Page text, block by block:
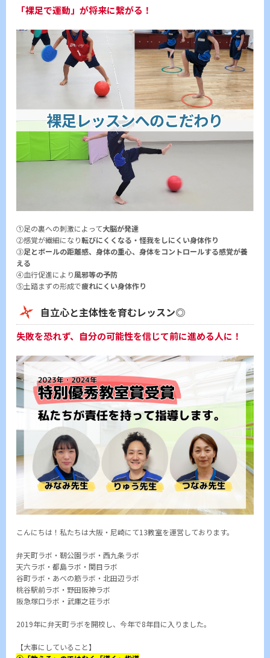
「裸足で運動」が将来に繋がる！
①足の裏への刺激によって大脳が発達
②感覚が繊細になり転びにくくなる・怪我をしにくい身体作り
③足とボールの距離感、身体の重心、身体をコントロールする感覚が養
える
④血行促進により風邪等の予防
⑤土踏まずの形成で疲れにくい身体作り
自立心と主体性を育むレッスン◎
失敗を恐れず、自分の可能性を信じて前に進める人に！
こんにちは！私たちは大阪・尼崎にて13教室を運営しております。
弁天町ラボ・靭公園ラボ・西九条ラボ
天六ラボ・都島ラボ・関目ラボ
谷町ラボ・あべの筋ラボ・北田辺ラボ
桃谷駅前ラボ・野田阪神ラボ
阪急塚口ラボ・武庫之荘ラボ
2019年に弁天町ラボを開校し、今年で8年目に入りました。
【大事にしていること】